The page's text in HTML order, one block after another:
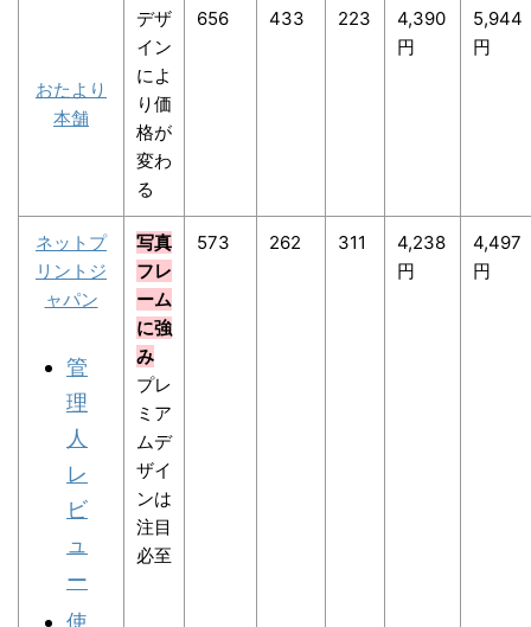
おたより
本舗
デザ
イン
によ
り価
格が
変わ
る
656 433 223
4,390
円
5,944
円
ネットプ
リントジ
ャパン
管
理
人
レ
ビ
ュ
ー
使
写真
フレ
ーム
に強
み
プレ
ミア
ムデ
ザイ
ンは
注目
必至
573 262 311
4,238
円
4,497
円